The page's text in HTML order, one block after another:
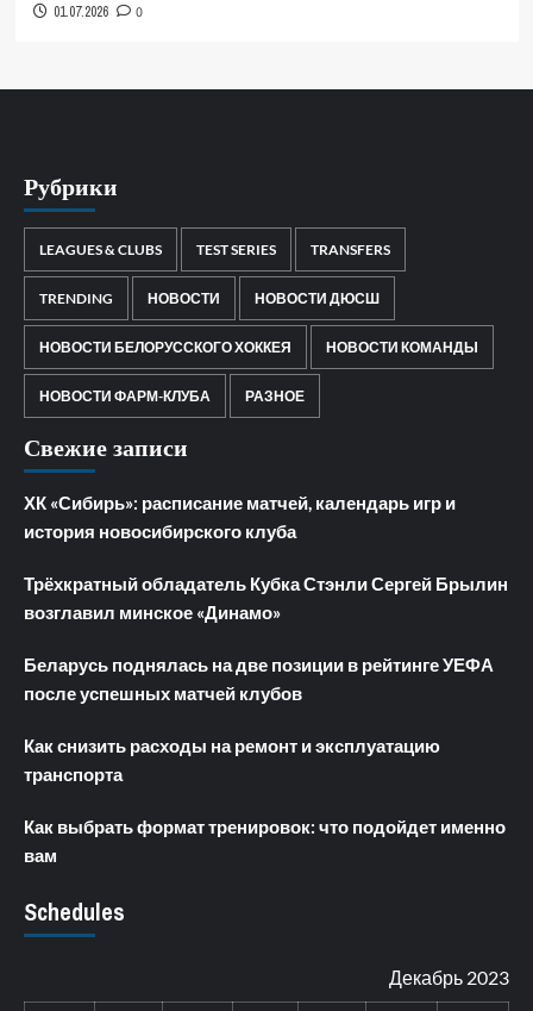
01.07.2026 0
Рубрики
LEAGUES & CLUBS TEST SERIES TRANSFERS
TRENDING НОВОСТИ НОВОСТИ ДЮСШ
НОВОСТИ БЕЛОРУССКОГО ХОККЕЯ НОВОСТИ КОМАНДЫ
НОВОСТИ ФАРМ-КЛУБА РАЗНОЕ
Свежие записи
ХК «Сибирь»: расписание матчей, календарь игр и
история новосибирского клуба
Трёхкратный обладатель Кубка Стэнли Сергей Брылин
возглавил минское «Динамо»
Беларусь поднялась на две позиции в рейтинге УЕФА
после успешных матчей клубов
Как снизить расходы на ремонт и эксплуатацию
транспорта
Как выбрать формат тренировок: что подойдет именно
вам
Schedules
Декабрь 2023